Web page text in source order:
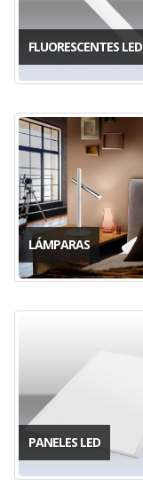
FLUORESCENTES LED
LÁMPARAS
PANELES LED